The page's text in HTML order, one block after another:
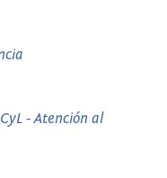
- Atención al